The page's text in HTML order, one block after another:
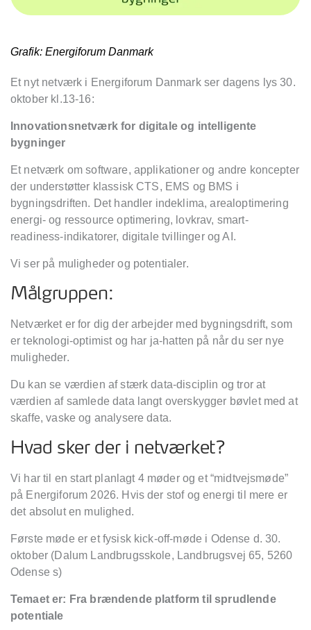
Grafik: Energiforum Danmark
Et nyt netværk i Energiforum Danmark ser dagens lys 30.
oktober kl.13-16:
Innovationsnetværk for digitale og intelligente
bygninger
Et netværk om software, applikationer og andre koncepter
der understøtter klassisk CTS, EMS og BMS i
bygningsdriften. Det handler indeklima, arealoptimering
energi- og ressource optimering, lovkrav, smart-
readiness-indikatorer, digitale tvillinger og AI.
Vi ser på muligheder og potentialer.
Målgruppen:
Netværket er for dig der arbejder med bygningsdrift, som
er teknologi-optimist og har ja-hatten på når du ser nye
muligheder.
Du kan se værdien af stærk data-disciplin og tror at
værdien af samlede data langt overskygger bøvlet med at
skaffe, vaske og analysere data.
Hvad sker der i netværket?
Vi har til en start planlagt 4 møder og et “midtvejsmøde”
på Energiforum 2026. Hvis der stof og energi til mere er
det absolut en mulighed.
Første møde er et fysisk kick-off-møde i Odense d. 30.
oktober (Dalum Landbrugsskole, Landbrugsvej 65, 5260
Odense s)
Temaet er: Fra brændende platform til sprudlende
potentiale